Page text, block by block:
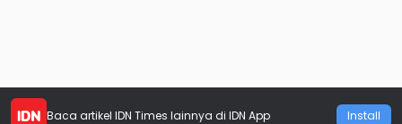
Baca artikel IDN Times lainnya di IDN App Install